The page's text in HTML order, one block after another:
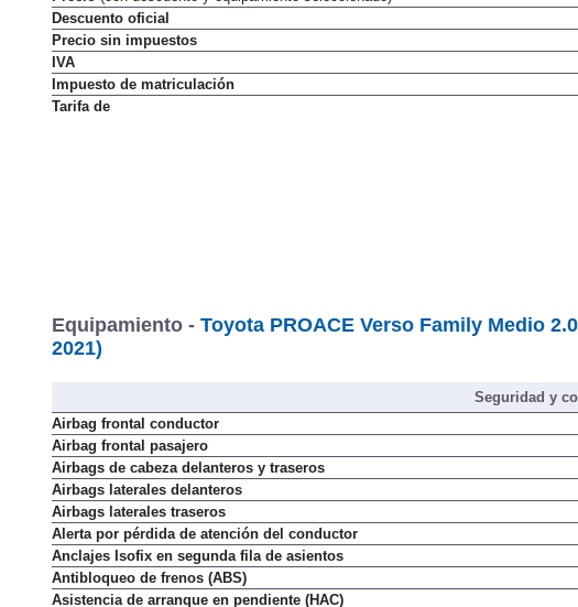
Precio(con descuento y equipamiento seleccionado)
Descuento oficial
Precio sin impuestos
IVA
Impuesto de matriculación
Equipamiento -
Toyota PROACE Verso Family Medio
2021)
Seguridad y
Airbag frontal conductor
Airbag frontal pasajero
Airbags de cabeza delanteros y traseros
Airbags laterales delanteros
Airbags laterales traseros
Alerta por pérdida de atención del conductor
Anclajes Isofix en segunda fila de asientos
Antibloqueo de frenos (ABS)